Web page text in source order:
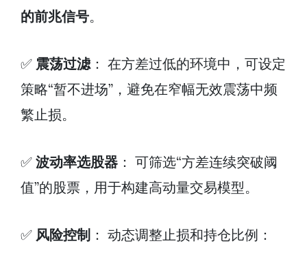
的前兆信号。
✅ 震荡过滤 ： 在方差过低的环境中，可设定
策略“暂不进场”，避免在窄幅无效震荡中频
繁止损。
✅ 波动率选股器 ： 可筛选“方差连续突破阈
值”的股票，用于构建高动量交易模型。
✅ 风险控制 ： 动态调整止损和持仓比例：